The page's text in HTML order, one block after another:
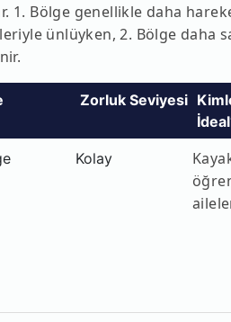
1. Bölge genellikle daha
ünlüyken, 2. Bölge daha
Zorluk Seviyesi
Kolay